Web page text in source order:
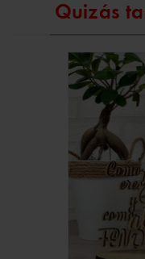
Quizás